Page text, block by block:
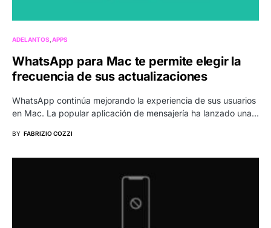
ADELANTOS APPS
WhatsApp para Mac te permite elegir la
frecuencia de sus actualizaciones
WhatsApp continúa mejorando la experiencia de sus usuarios
en Mac. La popular aplicación de mensajería ha lanzado una…
BY FABRIZIO COZZI